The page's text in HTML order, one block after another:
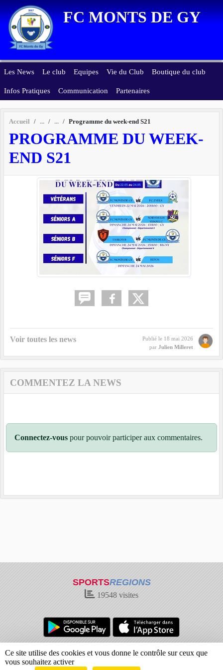
FC MONTS DE GY
Les News Le club Equipes Vie du Club Boutique du club
Infos Pratiques Communication Partenaires
Accueil Programme du week-end S21
PROGRAMME DU WEEK-
END S21
Voir toutes les news Publié le 18 mai 2026
par Julien Milleret
COMMENTEZ LA NEWS
Connectez-vous pour pouvoir participer aux commentaires.
SPORTSREGIONS
19548 visites
Charte cookies
Gestion des cookies
Informations légales
Panneau de gestion des cookies
Ce site utilise des cookies et vous donne le contrôle sur ceux que
vous souhaitez activer